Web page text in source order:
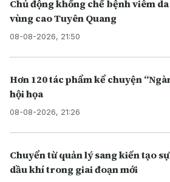
Chủ động khống chế bệnh viêm
vùng cao Tuyên Quang
08-08-2026, 21:50
Hơn 120 tác phẩm kể chuyện
hội họa
08-08-2026, 21:26
Chuyển từ quản lý sang kiến tạo
dầu khí trong giai đoạn mới